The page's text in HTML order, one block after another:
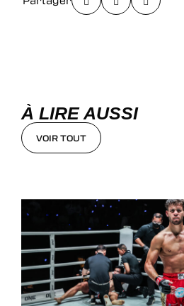
À LIRE AUSSI
VOIR TOUT